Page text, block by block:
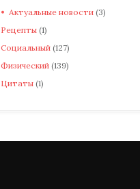
Актуальные новости (3)
Рецепты (1)
Социальный (127)
Физический (139)
Цитаты (1)